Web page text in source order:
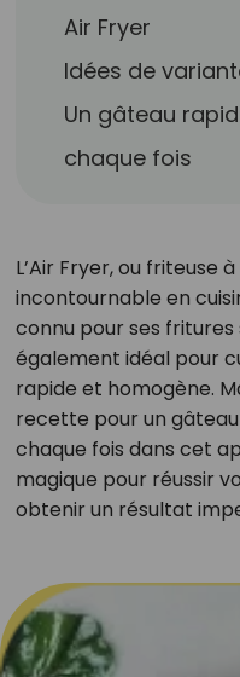
Air Fryer
Idées de
Un gâteau
chaque fois
L’Air Fryer, ou friteuse
incontournable en
connu pour ses fritures
également idéal pour
rapide et homogène.
recette pour un
chaque fois dans cet
magique pour réussir
obtenir un résultat